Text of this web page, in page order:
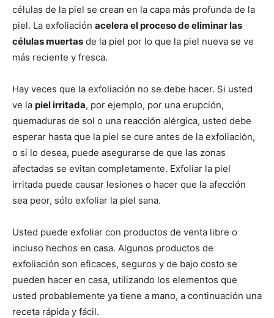
células de la piel se crean en la capa más profunda de la
piel. La exfoliación acelera el proceso de eliminar las
células muertas de la piel por lo que la piel nueva se ve
más reciente y fresca.
Hay veces que la exfoliación no se debe hacer. Si usted
ve la piel irritada, por ejemplo, por una erupción,
quemaduras de sol o una reacción alérgica, usted debe
esperar hasta que la piel se cure antes de la exfoliación,
o si lo desea, puede asegurarse de que las zonas
afectadas se evitan completamente. Exfoliar la piel
irritada puede causar lesiones o hacer que la afección
sea peor, sólo exfoliar la piel sana.
Usted puede exfoliar con productos de venta libre o
incluso hechos en casa. Algunos productos de
exfoliación son eficaces, seguros y de bajo costo se
pueden hacer en casa, utilizando los elementos que
usted probablemente ya tiene a mano, a continuación una
receta rápida y fácil.